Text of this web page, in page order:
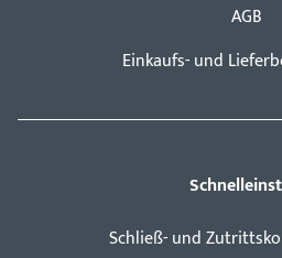
AGB
Einkaufs- und
Schließ- und